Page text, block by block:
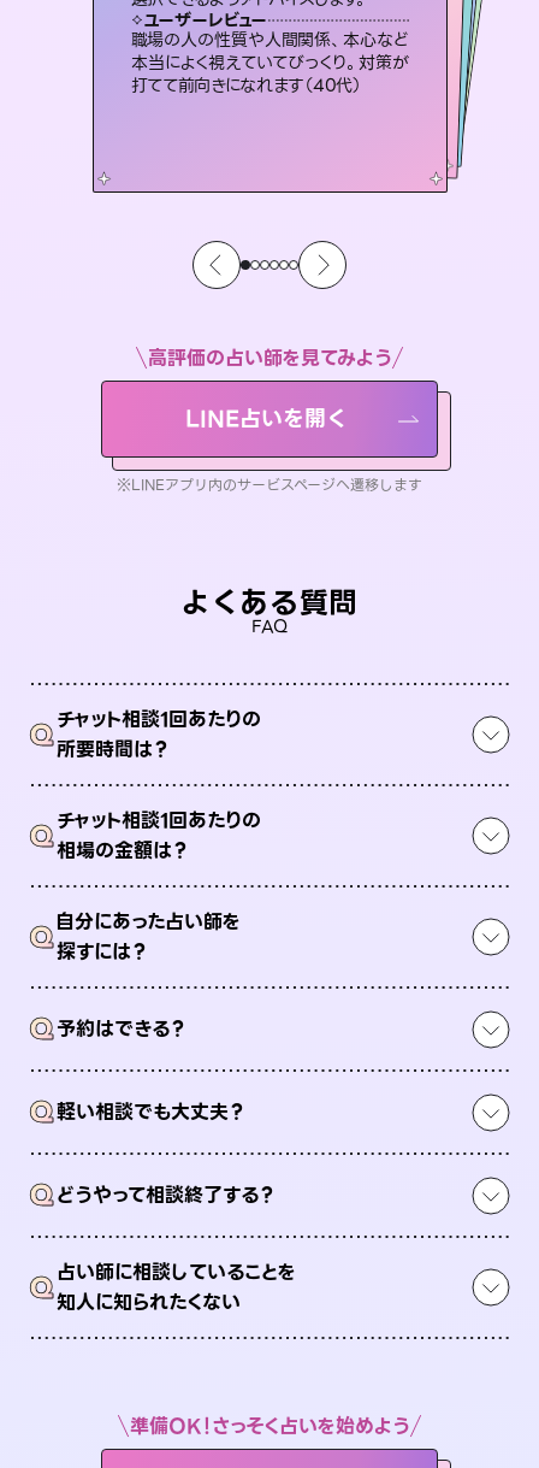
ユーザーレビュー
職場の人の性質や人間関係、本心など
本当によく視えていてびっくり。対策が
打てて前向きになれます（40代）
ユーザーレビュー
不安な気持ちが嘘みたいに晴れまし
た…！よく視えていらっしゃるんだなと
感じました（40代 女性）
とても心温まる鑑定でした。しかもこち
らは何も言っていないのに視えていらっ
しゃるんだなと驚きです（30代女性）
安心感のあり、言い切ってくれる所や濁
さない鑑定のおかげで、毎回自分の気
持ちを整えられます（30代 男性）
鑑定していただいてアドバイス通りに行
動すると仲が復活してきました。ありが
とうございました（40代 女性）
複雑な背景もしっかり聞いて鑑定して
いただけました。気持ちが楽になりまし
た（50代 女性）
高評価の占い師を見てみよう
LINE占いを開く
※LINEアプリ内のサービスページへ遷移します
よくある質問
FAQ
Qチャット相談1回あたりの
所要時間は？
Qチャット相談1回あたりの
相場の金額は？
Q自分にあった占い師を
探すには？
Q予約はできる？
Q軽い相談でも大丈夫？
Qどうやって相談終了する？
Q占い師に相談していることを
知人に知られたくない
準備OK！さっそく占いを始めよう